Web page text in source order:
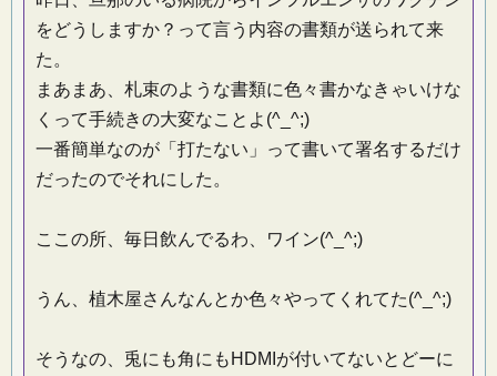
をどうしますか？って言う内容の書類が送られて来
た。
まあまあ、札束のような書類に色々書かなきゃいけな
くって手続きの大変なことよ(^_^;)
一番簡単なのが「打たない」って書いて署名するだけ
だったのでそれにした。
ここの所、毎日飲んでるわ、ワイン(^_^;)
うん、植木屋さんなんとか色々やってくれてた(^_^;)
そうなの、兎にも角にもHDMIが付いてないとどーに